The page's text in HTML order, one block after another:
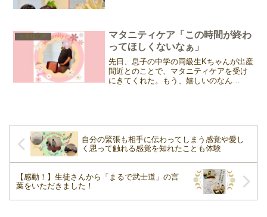
a do...
お客様の声
マタニティケア「この時間が終わ
ってほしくないなぁ」
先日、息子の中学の同級生Kちゃんが出産
間近とのことで、マタニティケアを受け
にきてくれた。もう、嬉しいのなん
自分の緊張も相手に伝わってしまう感覚や愛し
く思って触れる感覚を知れたことも体験
【感動！】生徒さんから「まるで武士道」の言
葉をいただきました！